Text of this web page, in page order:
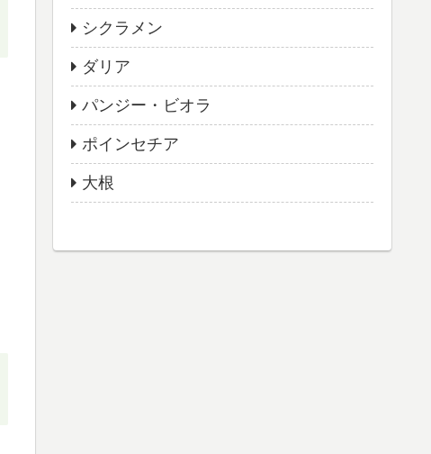
シクラメン
ダリア
パンジー・ビオラ
ポインセチア
大根